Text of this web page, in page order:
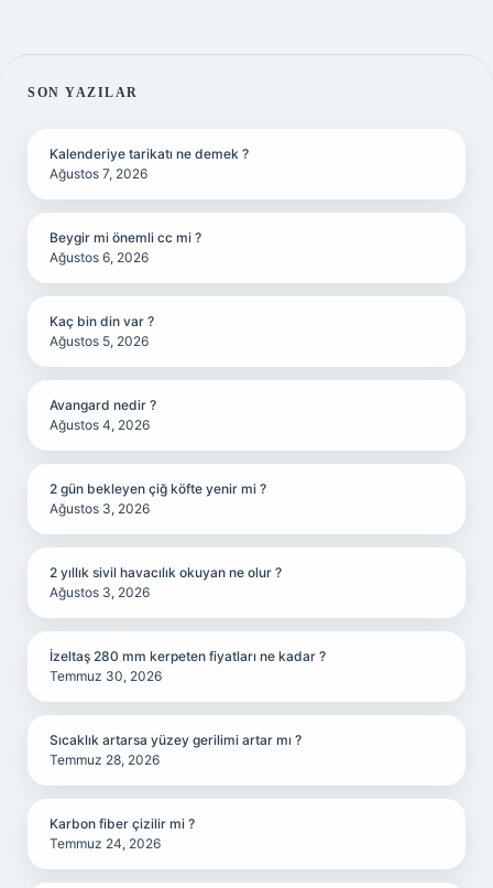
SIDEBAR
SON YAZILAR
Kalenderiye tarikatı ne demek ?
Ağustos 7, 2026
Beygir mi önemli cc mi ?
Ağustos 6, 2026
Kaç bin din var ?
Ağustos 5, 2026
Avangard nedir ?
Ağustos 4, 2026
2 gün bekleyen çiğ köfte yenir mi ?
Ağustos 3, 2026
2 yıllık sivil havacılık okuyan ne olur ?
Ağustos 3, 2026
İzeltaş 280 mm kerpeten fiyatları ne kadar ?
Temmuz 30, 2026
Sıcaklık artarsa yüzey gerilimi artar mı ?
Temmuz 28, 2026
Karbon fiber çizilir mi ?
Temmuz 24, 2026